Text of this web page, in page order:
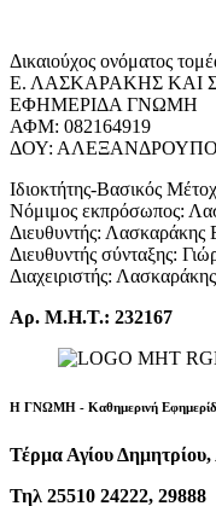
Δικαιούχος ονόματος
Ε. ΛΑΣΚΑΡΑΚΗΣ ΚΑΙ
ΕΦΗΜΕΡΙΔΑ ΓΝΩΜΗ
ΑΦΜ: 082164919
ΔΟΥ:
Ιδιοκτήτης-Βασικός
Νόμιμος εκπρόσωπος:
Διευθυντής: Λασκαράκης
Διευθυντής σύνταξης:
Διαχειριστής:
Αρ. Μ.Η.Τ.: 232167
Η ΓΝΩΜΗ - Καθημερινή
Τέρμα Αγίου
Τηλ 25510 24222, 29888